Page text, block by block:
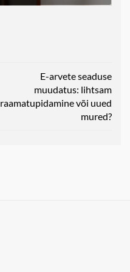
E-arvete seaduse
muudatus: lihtsam
raamatupidamine või uued
mured?